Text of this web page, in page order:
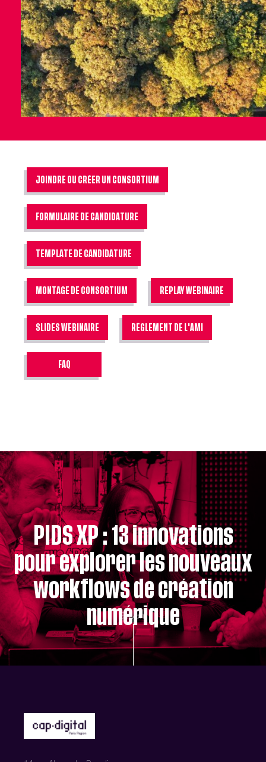
Ressources
JOINDRE OU CRÉER UN CONSORTIUM
FORMULAIRE DE CANDIDATURE
TEMPLATE DE CANDIDATURE
MONTAGE DE CONSORTIUM REPLAY WEBINAIRE
SLIDES WEBINAIRE RÈGLEMENT DE L'AMI
FAQ
PIDS XP : 13 innovations
pour explorer les nouveaux
workflows de création
numérique
Suivant